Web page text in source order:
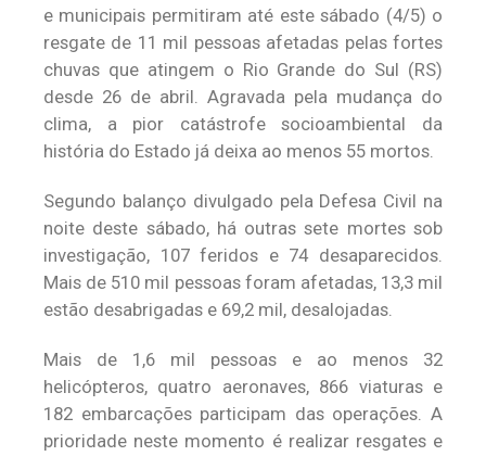
e municipais permitiram até este sábado (4/5) o
resgate de 11 mil pessoas afetadas pelas fortes
chuvas que atingem o Rio Grande do Sul (RS)
desde 26 de abril. Agravada pela mudança do
clima, a pior catástrofe socioambiental da
história do Estado já deixa ao menos 55 mortos.
Segundo balanço divulgado pela Defesa Civil na
noite deste sábado, há outras sete mortes sob
investigação, 107 feridos e 74 desaparecidos.
Mais de 510 mil pessoas foram afetadas, 13,3 mil
estão desabrigadas e 69,2 mil, desalojadas.
Mais de 1,6 mil pessoas e ao menos 32
helicópteros, quatro aeronaves, 866 viaturas e
182 embarcações participam das operações. A
prioridade neste momento é realizar resgates e